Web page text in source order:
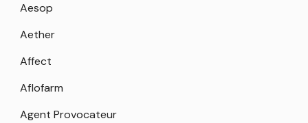
Aesop
Aether
Affect
Aflofarm
Agent Provocateur